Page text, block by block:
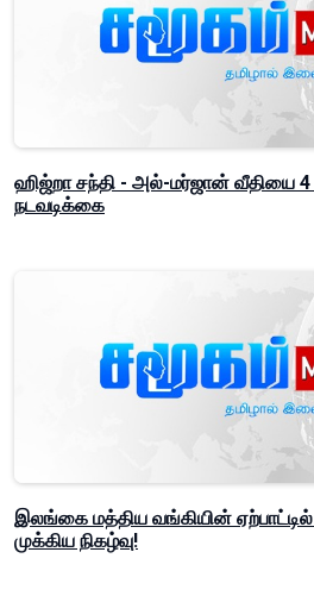
ஹிஜ்றா சந்தி - அல்-மர்ஜான் வீதியை 4
நடவடிக்கை
இலங்கை மத்திய வங்கியின்
முக்கிய நிகழ்வு!